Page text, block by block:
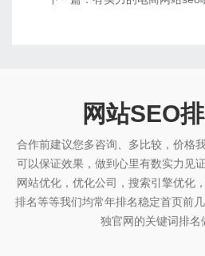
网站SEO
合作前建议您多咨询、多比较，价格
可以保证效果，做到心里有数实力见
网站优化，优化公司，搜索引擎优化
排名等等我们均常年排名稳定首页前
独官网的关键词排名